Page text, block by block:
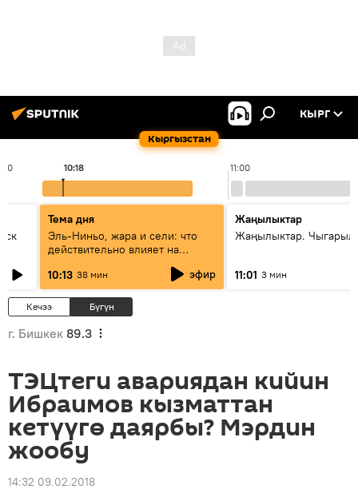
Кыргызстан
КЫРГ
11:00
10:18
Тема дня
Эль-Ниньо, жара и сели: что
действительно влияет на
10:13 38 мин эфир
Жаңылыктар
Жаңылыктар.
11:01 3 мин
Кечээ Бүгүн
г. Бишкек 89.3
ТЭЦтеги авариядан кийин
Ибраимов кызматтан
кетүүгө даярбы? Мэрдин
жообу
14:32 09.02.2018